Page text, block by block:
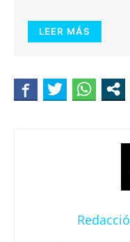
LEER MÁS